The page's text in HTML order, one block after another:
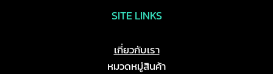
SITE LINKS
เกี่ยวกับเรา
หมวดหมู่สินค้า